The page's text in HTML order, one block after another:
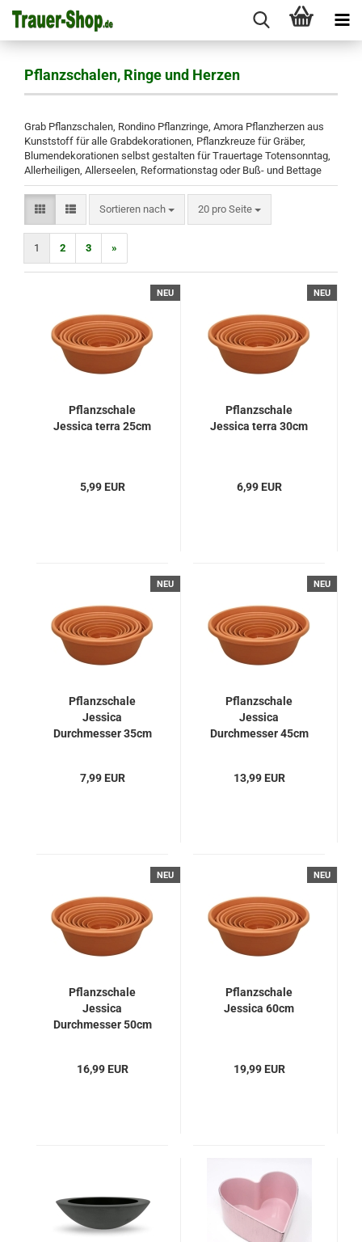
Pflanzschalen, Ringe und Herzen
Grab Pflanzschalen, Rondino Pflanzringe, Amora Pflanzherzen aus
Kunststoff für alle Grabdekorationen, Pflanzkreuze für Gräber,
Blumendekorationen selbst gestalten für Trauertage Totensonntag,
Allerheiligen, Allerseelen, Reformationstag oder Buß- und Bettage
Sortieren nach
Sortieren nach 20 pro Seite
pro Seite
1 2 3 »
NEU
Pflanzschale
Jessica terra 25cm
5,99 EUR
NEU
Pflanzschale
Jessica terra 30cm
6,99 EUR
NEU
Pflanzschale
Jessica
Durchmesser 35cm
7,99 EUR
NEU
Pflanzschale
Jessica
Durchmesser 45cm
13,99 EUR
NEU
Pflanzschale
Jessica
Durchmesser 50cm
16,99 EUR
NEU
Pflanzschale
Jessica 60cm
19,99 EUR